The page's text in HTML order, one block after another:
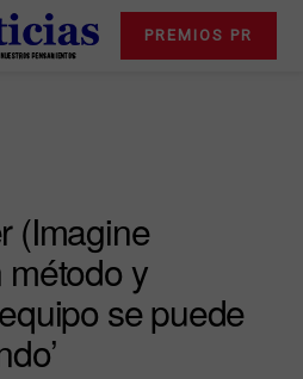
PREMIOS PR
(Imagine
método y
se puede